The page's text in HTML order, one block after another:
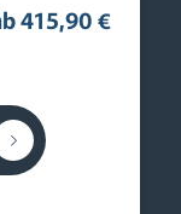
415,90 €